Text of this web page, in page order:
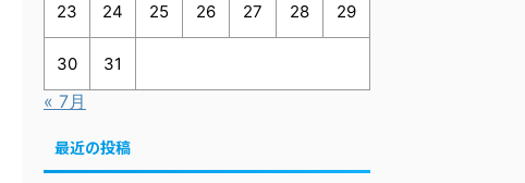
23 24 25 26 27 28 29
30 31
« 7月
最近の投稿